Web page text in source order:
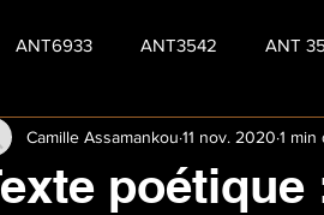
ANT6933 ANT3542 ANT
poétique
Camille Assamankou 11 nov. 2020 1 min